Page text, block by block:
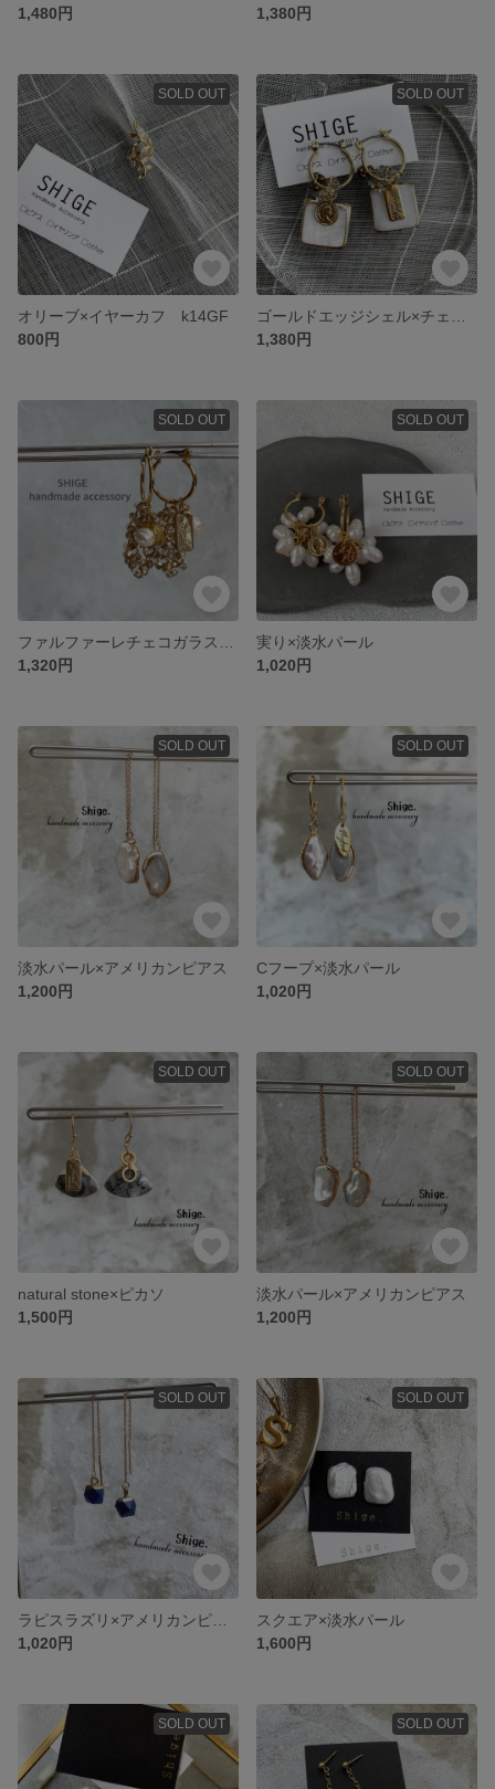
1,480円
1,380円
SOLD OUT
オリーブ×イヤーカフ k14GF
800円
SOLD OUT
1,380円
SOLD OUT
1,320円
SOLD OUT
実り×淡水パール
1,020円
SOLD OUT
淡水パール×アメリカンピアス
1,200円
SOLD OUT
Cフープ×淡水パール
1,020円
SOLD OUT
natural stone×ピカソ
1,500円
SOLD OUT
淡水パール×アメリカンピアス
1,200円
SOLD OUT
1,020円
SOLD OUT
スクエア×淡水パール
1,600円
SOLD OUT SOLD OUT